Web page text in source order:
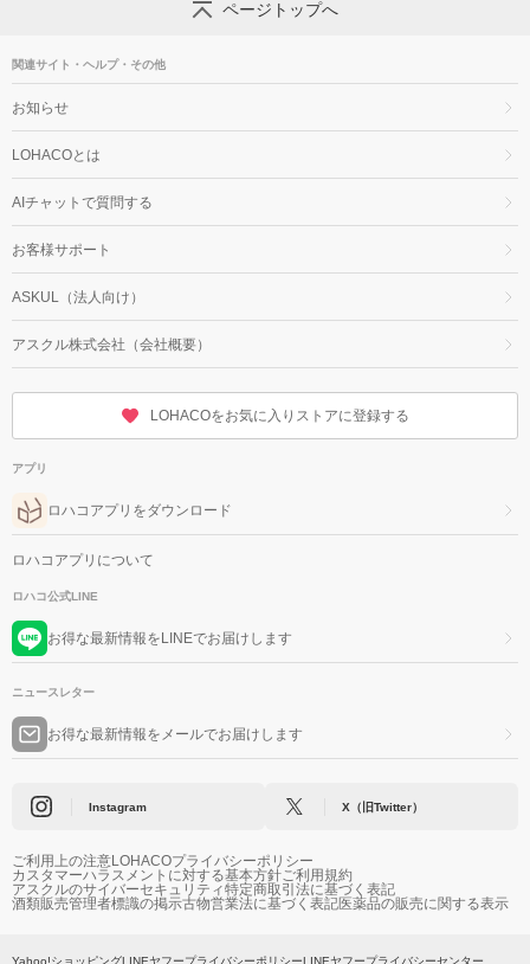
ページトップへ
関連サイト・ヘルプ・その他
お知らせ
LOHACOとは
AIチャットで質問する
お客様サポート
ASKUL（法人向け）
アスクル株式会社（会社概要）
LOHACOをお気に入りストアに登録する
アプリ
ロハコアプリをダウンロード
ロハコアプリについて
ロハコ公式LINE
お得な最新情報をLINEでお届けします
ニュースレター
お得な最新情報をメールでお届けします
Instagram X（旧Twitter）
ご利用上の注意LOHACOプライバシーポリシー
カスタマーハラスメントに対する基本方針ご利用規約
アスクルのサイバーセキュリティ特定商取引法に基づく表記
酒類販売管理者標識の掲示古物営業法に基づく表記医薬品の販売に関する表示